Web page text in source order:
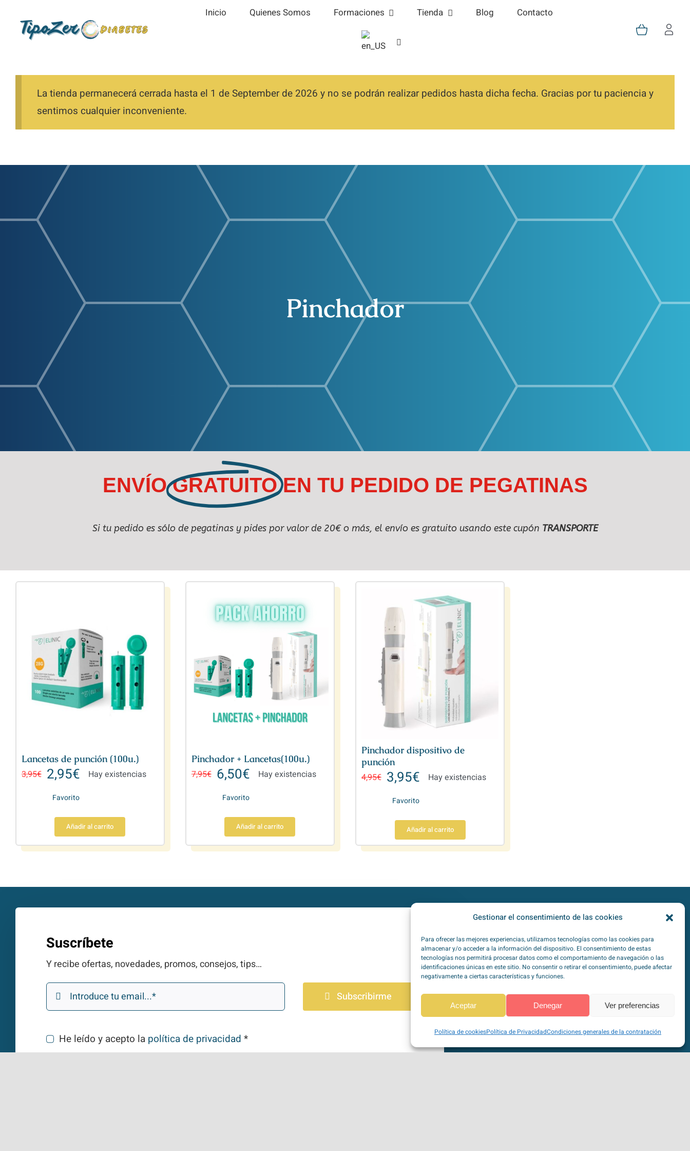
Gestionar el consentimiento de las cookies
Para ofrecer las mejores experiencias, utilizamos tecnologías como las cookies para
almacenar y/o acceder a la información del dispositivo. El consentimiento de estas
tecnologías nos permitirá procesar datos como el comportamiento de navegación o las
identificaciones únicas en este sitio. No consentir o retirar el consentimiento, puede afectar
negativamente a ciertas características y funciones.
Aceptar Denegar Ver preferencias
Política de cookiesPolítica de PrivacidadCondiciones generales de la contratación
contenido
Inicio Quienes Somos Formaciones Tienda Blog Contacto
La tienda permanecerá cerrada hasta el 1 de September de 2026 y no se podrán realizar pedidos hasta dicha fecha. Gracias por tu paciencia y
sentimos cualquier inconveniente.
Pinchador
ENVÍOGRATUITO EN TU PEDIDO DE PEGATINAS
Si tu pedido es sólo de pegatinas y pides por valor de 20€ o más, el envío es gratuito usando este cupón TRANSPORTE
Lancetas de punción (100u.)
3,95€ 2,95€ Hay existencias
Favorito
Añadir al carrito
Pinchador + Lancetas(100u.)
7,95€ 6,50€ Hay existencias
Favorito
Añadir al carrito
Pinchador dispositivo de
punción
4,95€ 3,95€ Hay existencias
Favorito
Añadir al carrito
Suscríbete
Y recibe ofertas, novedades, promos, consejos, tips…
Subscribirme
He leído y acepto la política de privacidad *
TipoZeroDiabetes enRedes Sociales
Pago seguro a través de Stripe
100% SSL
VISA, Mastercard, Maestro, American Express, …